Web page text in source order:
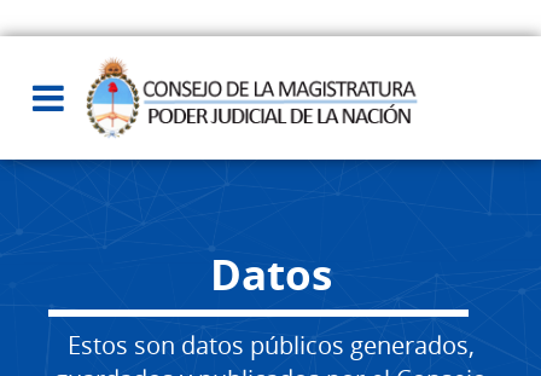
Datos
Estos son datos públicos generados,